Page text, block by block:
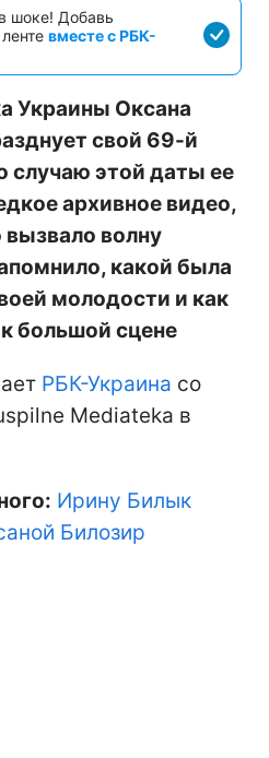
шоке! Добавь
вместе с РБК-
Украины Оксана
свой 69-й
случаю этой даты ее
архивное видео,
вызвало волну
какой была
молодости и как
большой сцене
РБК-Украина со
Mediateka в
Ирину Билык
Билозир